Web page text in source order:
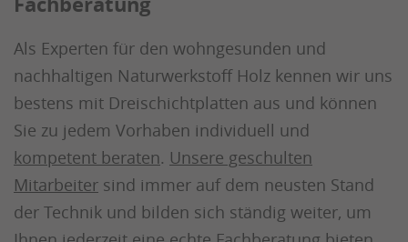
Als Experten für den wohngesunden und
nachhaltigen Naturwerkstoff Holz kennen wir uns
bestens mit Dreischichtplatten aus und können
Sie zu jedem Vorhaben individuell und
kompetent beraten. Unsere geschulten
Mitarbeiter sind immer auf dem neusten Stand
der Technik und bilden sich ständig weiter, um